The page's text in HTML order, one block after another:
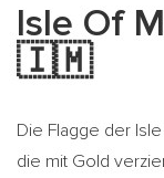
Isle Of
🇮🇲
Die Flagge der
die mit Gold